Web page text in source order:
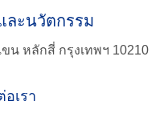
ละนวัตกรรม
น หลักสี่ กรุงเทพฯ 10210
เรา